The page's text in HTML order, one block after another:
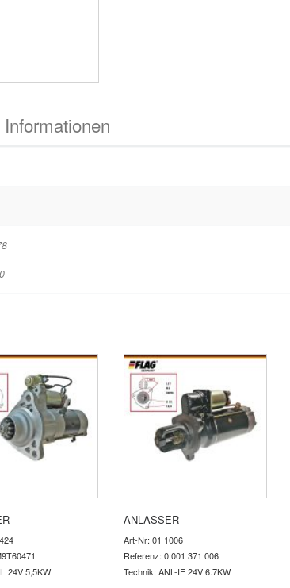
24V 5,5KW
ANLASSER
Art-Nr: 01 1006
Referenz: 0 001 371 006
Technik: ANL-IE 24V 6.7KW